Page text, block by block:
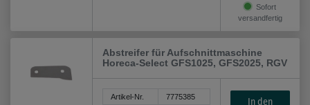
Sofort
versandfertig
Abstreifer für Aufschnittmaschine
Horeca-Select GFS1025, GFS2025, RGV
Artikel-Nr. 7775385
In den